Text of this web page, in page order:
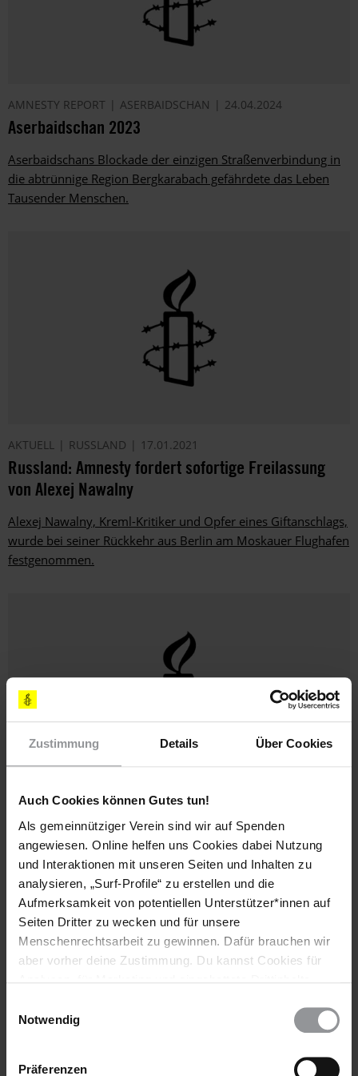
Zustimmung Details Über Cookies
Auch Cookies können Gutes tun!
Als gemeinnütziger Verein sind wir auf Spenden
angewiesen. Online helfen uns Cookies dabei Nutzung
und Interaktionen mit unseren Seiten und Inhalten zu
analysieren, „Surf-Profile“ zu erstellen und die
Aufmerksamkeit von potentiellen Unterstützer*innen auf
Seiten Dritter zu wecken und für unsere
Menschenrechtsarbeit zu gewinnen. Dafür brauchen wir
aber vorher deine Zustimmung. Du kannst Cookies für
wieder ändern. Diesen Banner kannst Du über den Link
Notwendig
Präferenzen
AMNESTY REPORT ASERBAIDSCHAN 24.04.2024
Aserbaidschan 2023
Aserbaidschans Blockade der einzigen Straßenverbindung in
die abtrünnige Region Bergkarabach gefährdete das Leben
Tausender Menschen.
AKTUELL RUSSLAND 17.01.2021
Russland: Amnesty fordert sofortige Freilassung
von Alexej Nawalny
Alexej Nawalny, Kreml-Kritiker und Opfer eines Giftanschlags,
wurde bei seiner Rückkehr aus Berlin am Moskauer Flughafen
festgenommen.
AMNESTY JOURNAL 06.07.2020
Wenn es nur das Virus wäre
Lateinamerika ist ein Epizentrum der Corona-Pandemie.
Strukturelle Probleme treten offen zutage und verschärfen
sich noch.